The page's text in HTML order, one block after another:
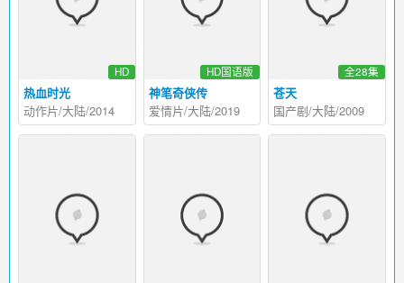
热血时光
HD
动作片/大陆/2014
神笔奇侠传
HD国语版
爱情片/大陆/2019
苍天
全28集
国产剧/大陆/2009